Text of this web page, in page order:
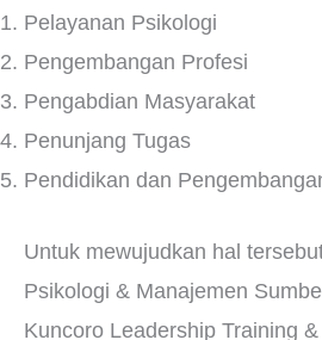
Pelayanan Psikologi
Pengembangan Profesi
Pengabdian Masyarakat
Penunjang Tugas
Pendidikan dan
Untuk mewujudkan hal
Psikologi & Manajemen
Kuncoro Leadership Training